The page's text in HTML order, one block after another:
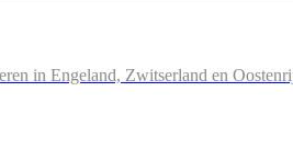
in Engeland, Zwitserland en